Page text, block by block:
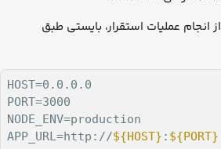
انجام عملیات استقرار، بایستی طبق
HOST=0.0.0.0
PORT=3000
NODE_ENV=production
APP_URL=http://${HOST} : ${PORT}